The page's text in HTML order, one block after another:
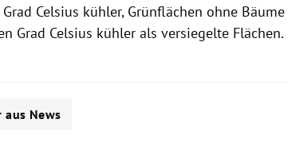
Celsius kühler, Grünflächen ohne
Grad Celsius kühler als versiegelte Flächen.
aus News